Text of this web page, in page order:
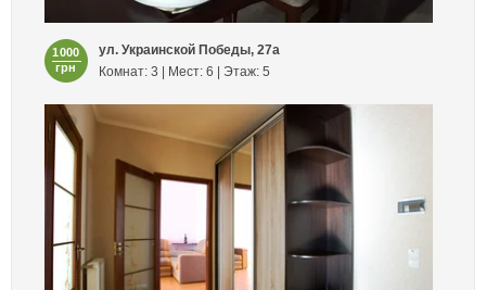
1000
грн
ул. Украинской Победы, 27а
Комнат: 3 | Мест: 6 | Этаж: 5